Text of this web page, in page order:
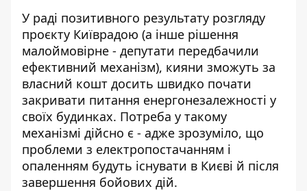
У раді позитивного результату розгляду
проєкту Київрадою (а інше рішення
малоймовірне - депутати передбачили
ефективний механізм), кияни зможуть за
власний кошт досить швидко почати
закривати питання енергонезалежності у
своїх будинках. Потреба у такому
механізмі дійсно є - адже зрозуміло, що
проблеми з електропостачанням і
опаленням будуть існувати в Києві й після
завершення бойових дій.